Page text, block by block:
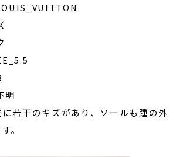
明
若干のキズがあり、ソールも踵の外
。